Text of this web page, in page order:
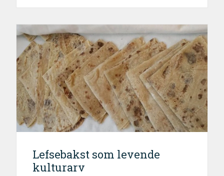
Lefsebakst som levende
kulturarv